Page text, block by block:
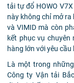
tải tự đổ HOWO
này không chỉ mở
và VIMID mà còn
kết phục vụ chuyên
hàng lớn với yêu
Là một trong
Công ty Vận tải